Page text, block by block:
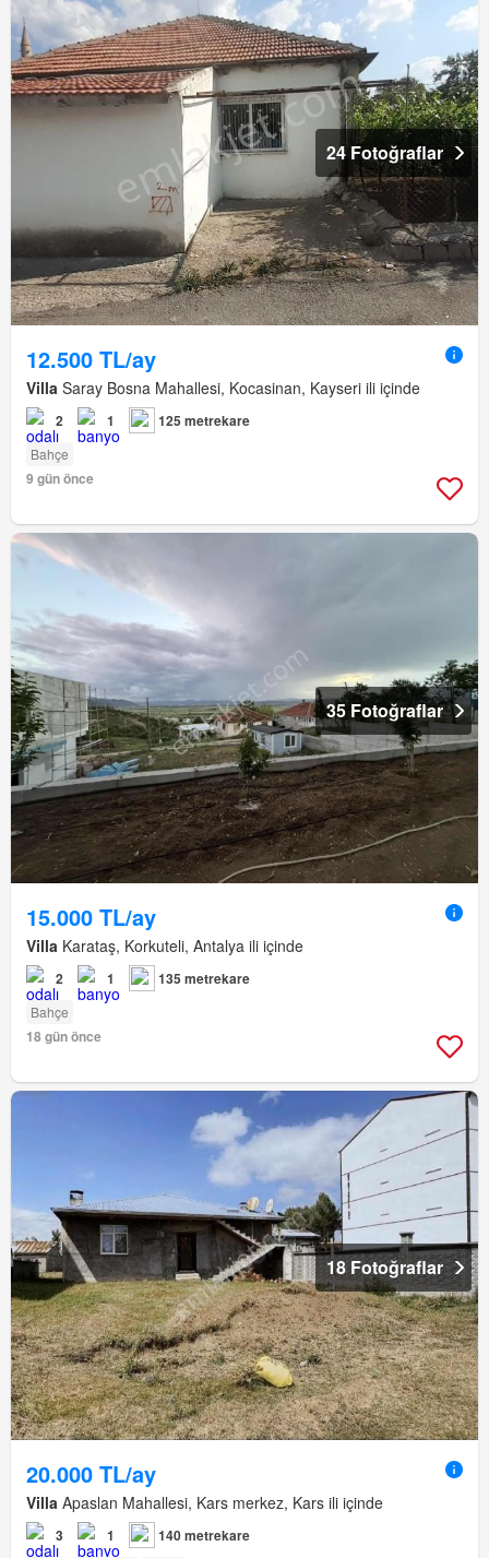
24 Fotoğraflar
12.500 TL/ay
Villa Saray Bosna Mahallesi, Kocasinan, Kayseri ili içinde
2 1 125 metrekare
Bahçe
9 gün önce
35 Fotoğraflar
15.000 TL/ay
Villa Karataş, Korkuteli, Antalya ili içinde
2 1 135 metrekare
Bahçe
18 gün önce
18 Fotoğraflar
20.000 TL/ay
Villa Apaslan Mahallesi, Kars merkez, Kars ili içinde
3 1 140 metrekare